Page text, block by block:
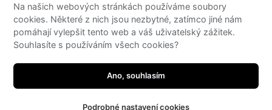
PRO MÉDIA
JRWN
Na našich webových stránkách používáme soubory
cookies. Některé z nich jsou nezbytné, zatímco jiné nám
pomáhají vylepšit tento web a váš uživatelský zážitek.
Souhlasíte s používáním všech cookies?
Ano, souhlasím
Podrobné nastavení cookies